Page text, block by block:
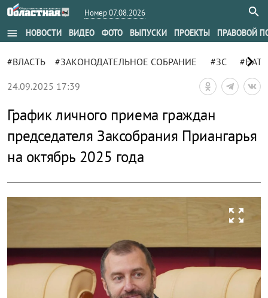
Номер 07.08.2026
menu НОВОСТИ ВИДЕО ФОТО ВЫПУСКИ ПРОЕКТЫ ПРАВОВОЙ
#ВЛАСТЬ #ЗАКОНОДАТЕЛЬНОЕ СОБРАНИЕ #ЗС chevron_right
24.09.2025 17:39
График личного приема граждан
председателя Заксобрания Приангарья
на октябрь 2025 года
zoom_out_map